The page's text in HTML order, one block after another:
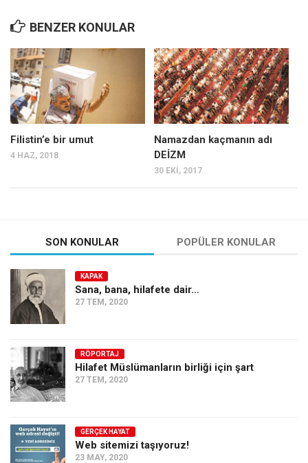
BENZER KONULAR
Filistin’e bir umut
4 HAZ, 2018
Namazdan kaçmanın adı
DEİZM
30 EKI, 2017
SON KONULAR POPÜLER KONULAR
KAPAK
Sana, bana, hilafete dair…
27 TEM, 2020
RÖPORTAJ
Hilafet Müslümanların birliği için şart
27 TEM, 2020
GERÇEK HAYAT
Web sitemizi taşıyoruz!
23 MAY, 2020